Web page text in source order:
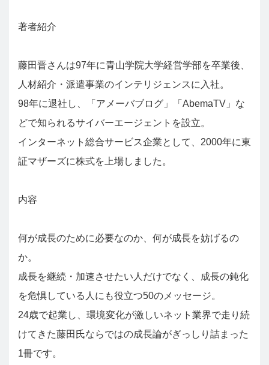
著者紹介
藤田晋さんは97年に青山学院大学経営学部を卒業後、
人材紹介・派遣事業のインテリジェンスに入社。
98年に退社し、「アメーバブログ」「AbemaTV」な
どで知られるサイバーエージェントを設立。
インターネット総合サービス企業として、2000年に東
証マザーズに株式を上場しました。
内容
何が成長のために必要なのか、何が成長を妨げるの
か。
成長を継続・加速させたい人だけでなく、成長の鈍化
を危惧している人にも役立つ50のメッセージ。
24歳で起業し、環境変化が激しいネット業界で走り続
けてきた藤田氏ならではの成長論がぎっしり詰まった
1冊です。